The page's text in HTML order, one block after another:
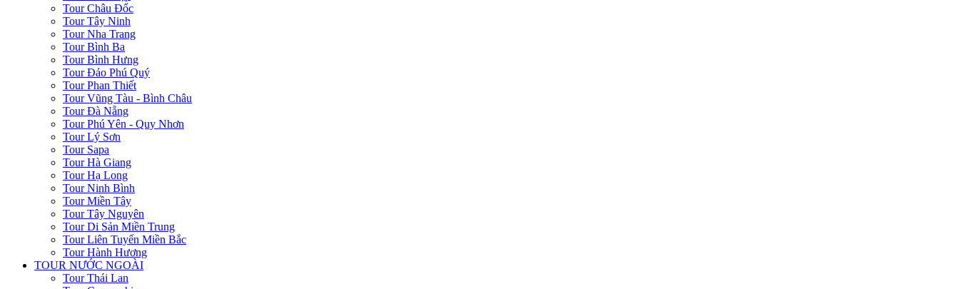
Tour Châu Đốc
Tour Tây Ninh
Tour Nha Trang
Tour Bình Ba
Tour Bình Hưng
Tour Đảo Phú Quý
Tour Phan Thiết
Tour Vũng Tàu - Bình Châu
Tour Đà Nẵng
Tour Phú Yên - Quy Nhơn
Tour Lý Sơn
Tour Sapa
Tour Hà Giang
Tour Hạ Long
Tour Ninh Bình
Tour Miền Tây
Tour Tây Nguyên
Tour Di Sản Miền Trung
Tour Liên Tuyến Miền Bắc
Tour Hành Hương
TOUR NƯỚC NGOÀI
Tour Thái Lan